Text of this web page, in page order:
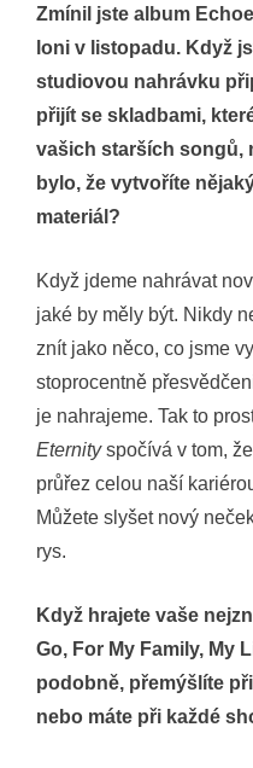
Zmínil jste album
loni v listopadu. Když
studiovou nahrávku
přijít se skladbami,
vašich starších songů,
bylo, že vytvoříte
materiál?
Když jdeme nahrávat
jaké by měly být. Nikdy
znít jako něco, co jsme
stoprocentně
je nahrajeme. Tak to
Eternityspočívá v tom,
průřez celou naší
Můžete slyšet nový
rys.
Když hrajete vaše
Go, For My Family, My
podobně, přemýšlíte
nebo máte při každé